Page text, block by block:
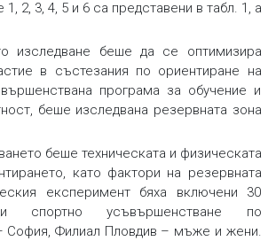
2, 3, 4, 5 и 6 са представени в табл. 1, а
изследване беше да се оптимизира
в състезания по ориентиране на
програма за обучение и
беше изследвана резервната зона
беше техническата и физическата
като фактори на резервната
експеримент бяха включени 30
спортно усъвършенстване по
София, Филиал Пловдив – мъже и жени.